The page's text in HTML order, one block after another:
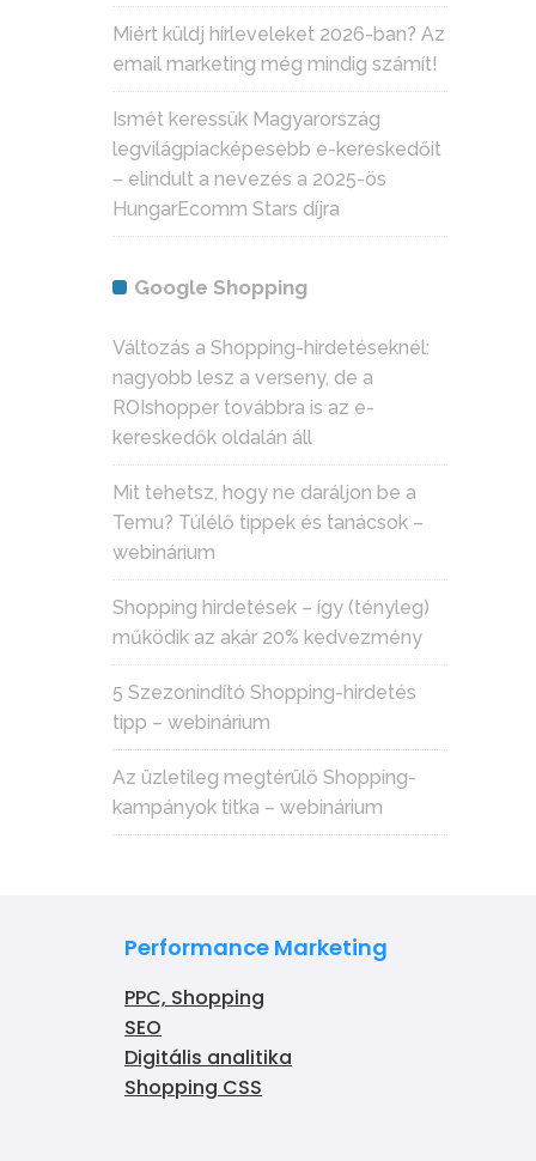
Miért küldj hírleveleket 2026-ban? Az
email marketing még mindig számít!
Ismét keressük Magyarország
legvilágpiacképesebb e-kereskedőit
– elindult a nevezés a 2025-ös
HungarEcomm Stars díjra
Google Shopping
Változás a Shopping-hirdetéseknél:
nagyobb lesz a verseny, de a
ROIshopper továbbra is az e-
kereskedők oldalán áll
Mit tehetsz, hogy ne daráljon be a
Temu? Túlélő tippek és tanácsok –
webinárium
Shopping hirdetések – így (tényleg)
működik az akár 20% kedvezmény
5 Szezonindító Shopping-hirdetés
tipp – webinárium
Az üzletileg megtérülő Shopping-
kampányok titka – webinárium
Performance Marketing
PPC, Shopping
SEO
Digitális analitika
Shopping CSS